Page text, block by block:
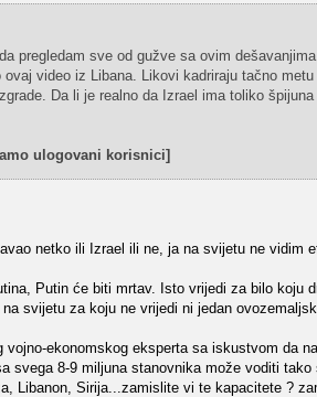
pregledam sve od gužve sa ovim
video iz Libana. Likovi kadriraju tačno
Da li je realno da Izrael ima toliko
ulogovani korisnici]
netko ili Izrael ili ne, ja na svijetu ne vidim
Putin će biti mrtav. Isto vrijedi za bilo koju
svijetu za koju ne vrijedi ni jedan
ekonomskog eksperta sa iskustvom da
svega 8-9 miljuna stanovnika može voditi
Libanon, Sirija...zamislite vi te kapacitete ?